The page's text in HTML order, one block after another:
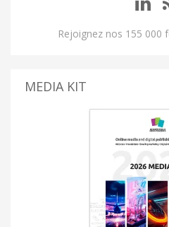
Rejoignez nos 155 000
MEDIA KIT